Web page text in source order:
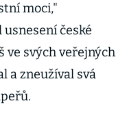
moci,"
české
ve svých veřejných
a zneužíval svá